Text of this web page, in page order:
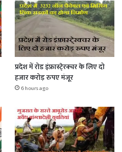
प्रदेश में रोड इंफ्रास्टे्रक्चर के लिए दो
हजार करोड़ रुपए मंजूर
6 hours ago